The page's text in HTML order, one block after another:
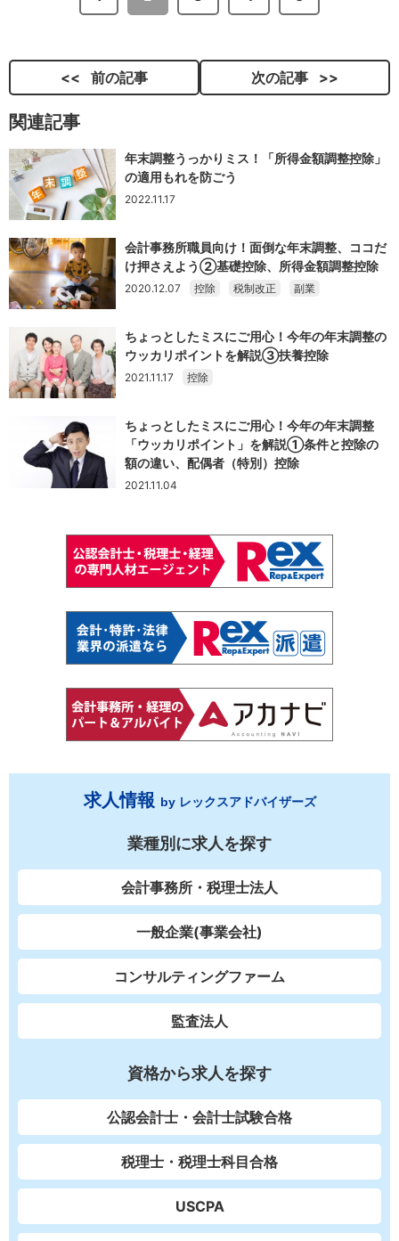
前の記事 次の記事
関連記事
年末調整うっかりミス！「所得金額調整控除」
の適用もれを防ごう
2022.11.17
会計事務所職員向け！面倒な年末調整、ココだ
け押さえよう②基礎控除、所得金額調整控除
2020.12.07 控除 税制改正 副業
ちょっとしたミスにご用心！今年の年末調整の
ウッカリポイントを解説③扶養控除
2021.11.17 控除
ちょっとしたミスにご用心！今年の年末調整
「ウッカリポイント」を解説①条件と控除の
額の違い、配偶者（特別）控除
2021.11.04
求人情報 by レックスアドバイザーズ
業種別に求人を探す
会計事務所・税理士法人
一般企業(事業会社)
コンサルティングファーム
監査法人
資格から求人を探す
公認会計士・会計士試験合格
税理士・税理士科目合格
USCPA